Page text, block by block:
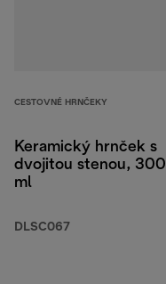
CESTOVNÉ HRNČEKY
Keramický hrnček s
dvojitou stenou, 300
ml
DLSC067